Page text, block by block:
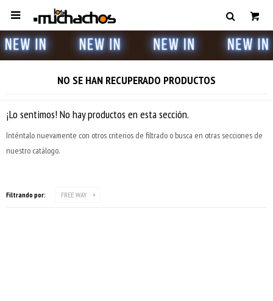

NO SE HAN RECUPERADO PRODUCTOS
¡Lo sentimos! No hay productos en esta sección.
Inténtalo nuevamente con otros criterios de filtrado o busca en otras secciones de
nuestro catálogo.
Filtrando por: FREE WAY